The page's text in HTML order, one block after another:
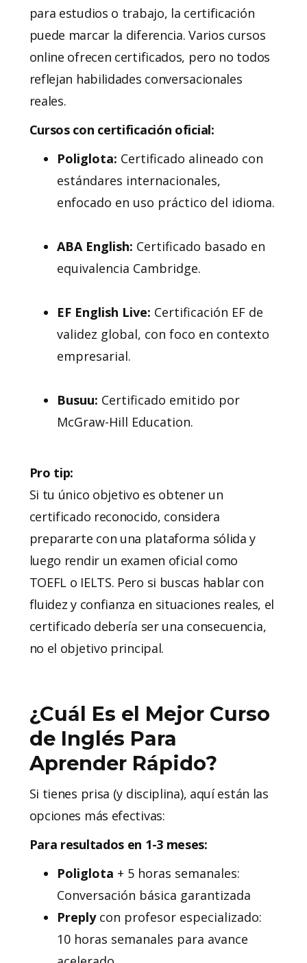
para estudios o trabajo, la certificación
puede marcar la diferencia. Varios cursos
online ofrecen certificados, pero no todos
reflejan habilidades conversacionales
reales.
Cursos con certificación oficial:
Poliglota: Certificado alineado con
estándares internacionales,
enfocado en uso práctico del idioma.
ABA English: Certificado basado en
equivalencia Cambridge.
EF English Live: Certificación EF de
validez global, con foco en contexto
empresarial.
Busuu: Certificado emitido por
McGraw-Hill Education.
Pro tip:
Si tu único objetivo es obtener un
certificado reconocido, considera
prepararte con una plataforma sólida y
luego rendir un examen oficial como
TOEFL o IELTS. Pero si buscas hablar con
fluidez y confianza en situaciones reales, el
certificado debería ser una consecuencia,
no el objetivo principal.
¿Cuál Es el Mejor Curso
de Inglés Para
Aprender Rápido?
Si tienes prisa (y disciplina), aquí están las
opciones más efectivas:
Para resultados en 1-3 meses:
Poliglota + 5 horas semanales:
Conversación básica garantizada
Preplycon profesor especializado:
10 horas semanales para avance